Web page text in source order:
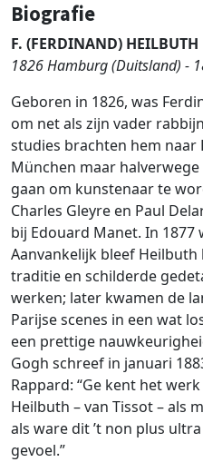
Biografie
F. (FERDINAND) HEILBUTH
1826 Hamburg (Duitsland) -
Geboren in 1826, was
om net als zijn vader
studies brachten hem naar
München maar
gaan om kunstenaar te
Charles Gleyre en Paul
bij Edouard Manet. In
Aanvankelijk bleef
traditie en schilderde
werken; later kwamen de
Parijse scenes in een wat
een prettige
Gogh schreef in januari
Rappard: “Ge kent het
Heilbuth – van Tissot – als
als ware dit ’t non plus
gevoel.”